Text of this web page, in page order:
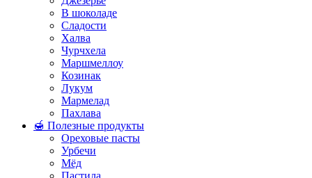
В шоколаде
Сладости
Халва
Чурчхела
Маршмеллоу
Козинак
Лукум
Мармелад
Пахлава
🍯 Полезные продукты
Ореховые пасты
Урбечи
Мёд
Пастила